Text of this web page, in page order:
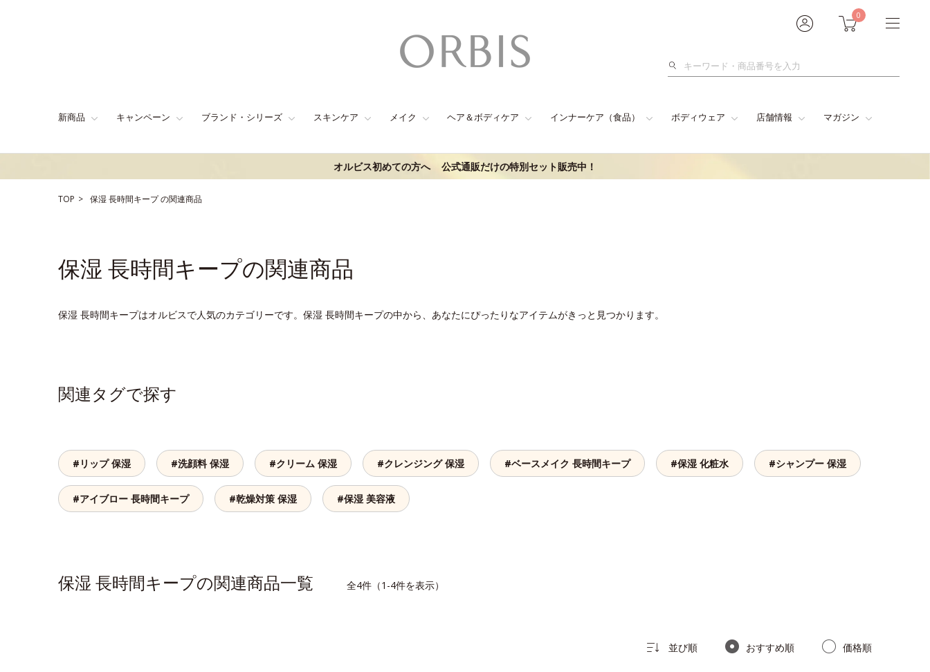
0
検
新商品 キャンペーン ブランド・シリーズ スキンケア メイク ヘア＆ボディケア インナーケア（食品） ボディウェア 店舗情報 マガジン
オルビス初めての方へ 公式通販だけの特別セット販売中！
TOP 保湿長時間キープの関連商品
保湿 長時間キープの関連商品
保湿 長時間キープはオルビスで人気のカテゴリーです。保湿 長時間キープの中から、あなたにぴったりなアイテムがきっと見つかります。
関連タグで探す
#リップ 保湿 #洗顔料 保湿 #クリーム 保湿 #クレンジング 保湿 #ベースメイク 長時間キープ #保湿 化粧水 #シャンプー 保湿
#アイブロー 長時間キープ #乾燥対策 保湿 #保湿 美容液
保湿 長時間キープの関連商品一覧 全4件（1-4件を表示）
並び順 おすすめ順 価格順